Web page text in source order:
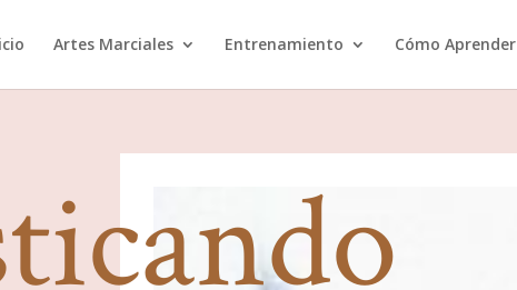
Artes Marciales Entrenamiento Cómo Aprender